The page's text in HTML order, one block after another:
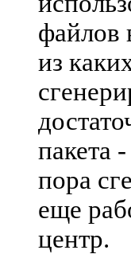
файлов
из
пакета
пора
еще
центр.